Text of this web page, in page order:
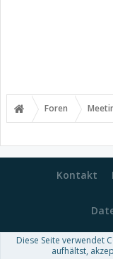
Foren
Kontakt
Forum
Diese Seite verwendet
aufhältst,